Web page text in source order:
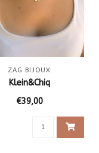
ZAG BIJOUX
Klein&Chiq
€39,00